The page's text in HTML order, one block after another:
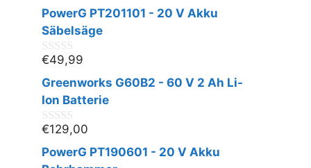
PowerG PT201101 - 20 V Akku
Säbelsäge
0
v
o
n
€49,99
Greenworks G60B2 - 60 V 2 Ah Li-
Ion Batterie
0
v
o
€129,00
PowerG PT190601 - 20 V Akku